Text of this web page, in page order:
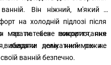
Він ніжний, м'який і
на холодній підлозі після
має латексне покриття, яке
завдяки чому килимок не
ванній безпечно.
прати без використання
вибирати делікатний режим